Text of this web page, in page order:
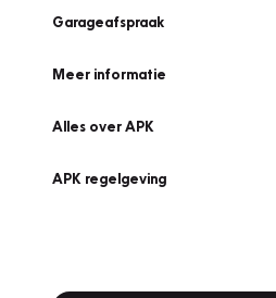
Garageafspraak
Meer informatie
Alles over APK
APK regelgeving